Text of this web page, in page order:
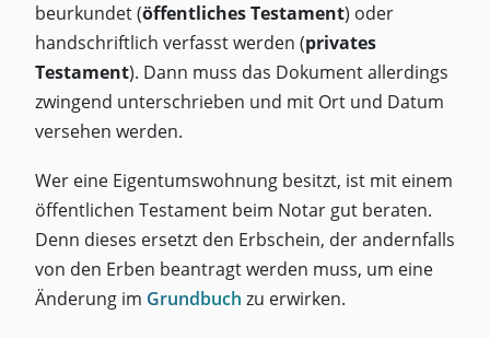
beurkundet (öffentliches Testament) oder
handschriftlich verfasst werden (privates
Testament). Dann muss das Dokument allerdings
zwingend unterschrieben und mit Ort und Datum
versehen werden.
Wer eine Eigentumswohnung besitzt, ist mit einem
öffentlichen Testament beim Notar gut beraten.
Denn dieses ersetzt den Erbschein, der andernfalls
von den Erben beantragt werden muss, um eine
Änderung im Grundbuch zu erwirken.